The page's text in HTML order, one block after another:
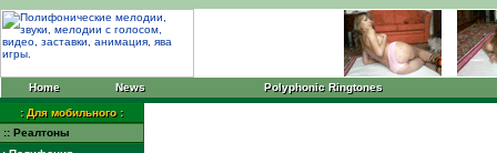
Home News Polyphonic Ringtones
: Для мобильного :
:: Реалтоны